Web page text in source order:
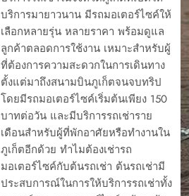
บริการมายาวนาน มีรถมอเตอร์ไซค์ให้
เลือกหลายรุ่น หลายราคา พร้อมดูแล
ลูกค้าตลอดการใช้งาน เหมาะสำหรับผู้
ที่ต้องการความสะดวกในการเดินทาง
ตั้งแต่มาถึงสนามบินภูเก็ตจนจบทริป
โดยมีรถมอเตอร์ไซค์เริ่มต้นเพียง 150
บาทต่อวัน และมีบริการรถเช่าราย
เดือนสำหรับผู้ที่พักอาศัยหรือทำงานใน
ภูเก็ตอีกด้วย ทำไมต้องเช่ารถ
มอเตอร์ไซค์กับต้นรถเช่า ต้นรถเช่ามี
ประสบการณ์ในการให้บริการรถเช่าทั้ง